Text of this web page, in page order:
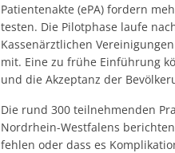
Patientenakte (ePA) fordern
testen. Die Pilotphase laufe
Kassenärztlichen
mit. Eine zu frühe Einführung
und die Akzeptanz der
Die rund 300 teilnehmenden
Nordrhein-Westfalens
fehlen oder dass es